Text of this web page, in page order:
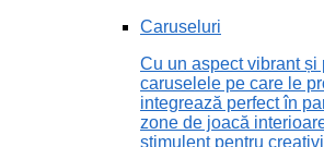
Caruseluri
Cu un aspect vibrant și
caruselele pe care le
integrează perfect în
zone de joacă
stimulent pentru